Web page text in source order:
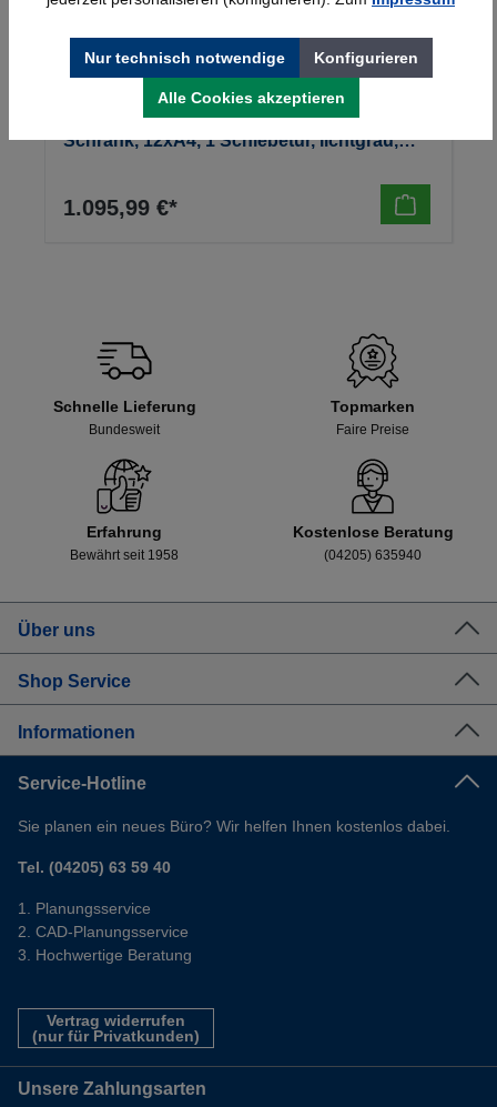
Kerkmann Prospekt- u. Zeitschriften-
Schrank, 12xA4, 1 Schiebetür, lichtgrau,
1.095,99 €*
Schnelle Lieferung
Bundesweit
Topmarken
Faire Preise
Erfahrung
Bewährt seit 1958
Kostenlose Beratung
(04205) 635940
Über uns
Shop Service
Informationen
Service-Hotline
Sie planen ein neues Büro? Wir helfen Ihnen kostenlos dabei.
Tel. (04205) 63 59 40
Planungsservice
CAD-Planungsservice
Hochwertige Beratung
Vertrag widerrufen
(nur für Privatkunden)
Unsere Zahlungsarten
Nur technisch notwendige Konfigurieren
Alle Cookies akzeptieren